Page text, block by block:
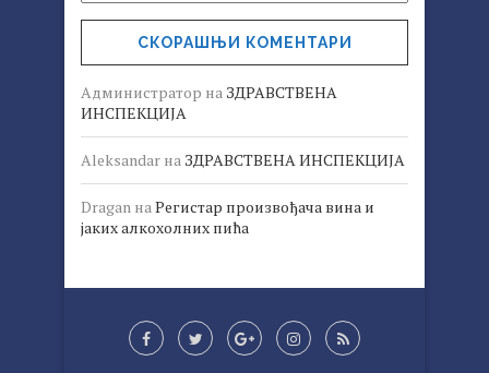
СКОРАШЊИ КОМЕНТАРИ
Администратор на ЗДРАВСТВЕНА
ИНСПЕКЦИЈА
Aleksandar на ЗДРАВСТВЕНА ИНСПЕКЦИЈА
Dragan наРегистар произвођача вина и
јаких алкохолних пића